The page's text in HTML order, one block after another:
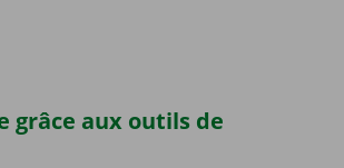
grâce aux outils de